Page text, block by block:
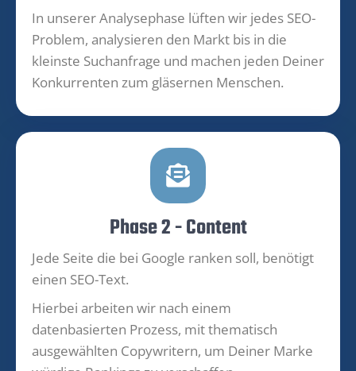
In unserer Analysephase lüften wir jedes SEO-
Problem, analysieren den Markt bis in die
kleinste Suchanfrage und machen jeden Deiner
Konkurrenten zum gläsernen Menschen.
Phase 2 - Content
Jede Seite die bei Google ranken soll, benötigt
einen SEO-Text.
Hierbei arbeiten wir nach einem
datenbasierten Prozess, mit thematisch
ausgewählten Copywritern, um Deiner Marke